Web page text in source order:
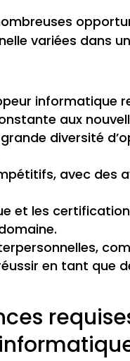
variées dans
informatique
aux
diversité
avec des
et les
en tant que